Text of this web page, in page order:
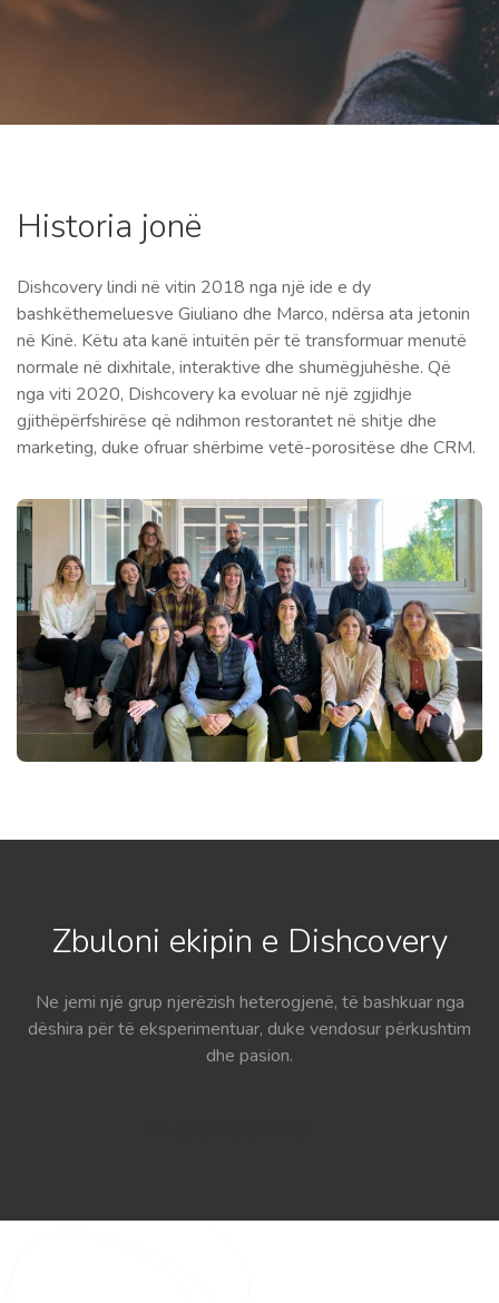
Historia jonë
Dishcovery lindi në vitin 2018 nga një ide e dy
bashkëthemeluesve Giuliano dhe Marco, ndërsa ata jetonin
në Kinë. Këtu ata kanë intuitën për të transformuar menutë
normale në dixhitale, interaktive dhe shumëgjuhëshe. Që
nga viti 2020, Dishcovery ka evoluar në një zgjidhje
gjithëpërfshirëse që ndihmon restorantet në shitje dhe
marketing, duke ofruar shërbime vetë-porositëse dhe CRM.
Zbuloni ekipin e Dishcovery
Ne jemi një grup njerëzish heterogjenë, të bashkuar nga
dëshira për të eksperimentuar, duke vendosur përkushtim
dhe pasion.